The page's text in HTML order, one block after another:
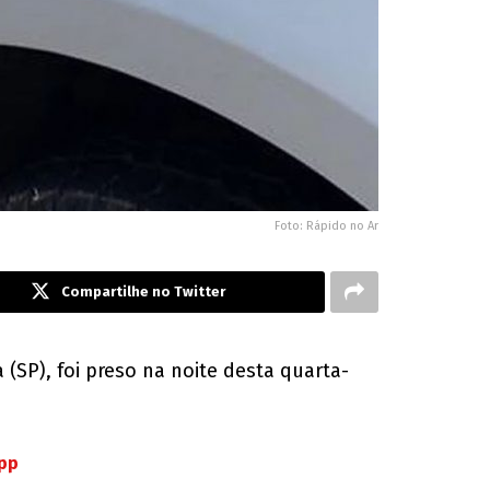
Foto: Rápido no Ar
Compartilhe no Twitter
foi preso na noite desta quarta-